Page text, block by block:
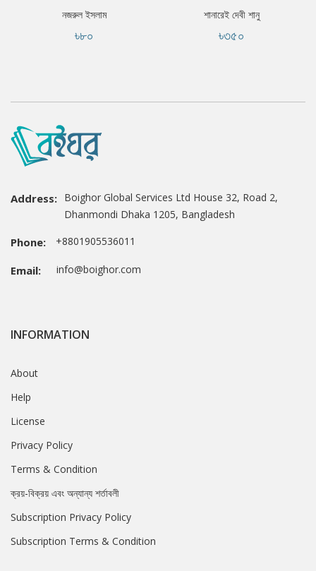
নজরুল ইসলাম
৳৮০
শানারেই দেবী শানু
৳৩৫০
Address: Boighor Global Services Ltd House 32, Road 2,
Dhanmondi Dhaka 1205, Bangladesh
Phone: +8801905536011
Email: info@boighor.com
INFORMATION
About
Help
License
Privacy Policy
Terms & Condition
ক্রয়-বিক্রয় এবং অন্যান্য শর্তাবলী
Subscription Privacy Policy
Subscription Terms & Condition